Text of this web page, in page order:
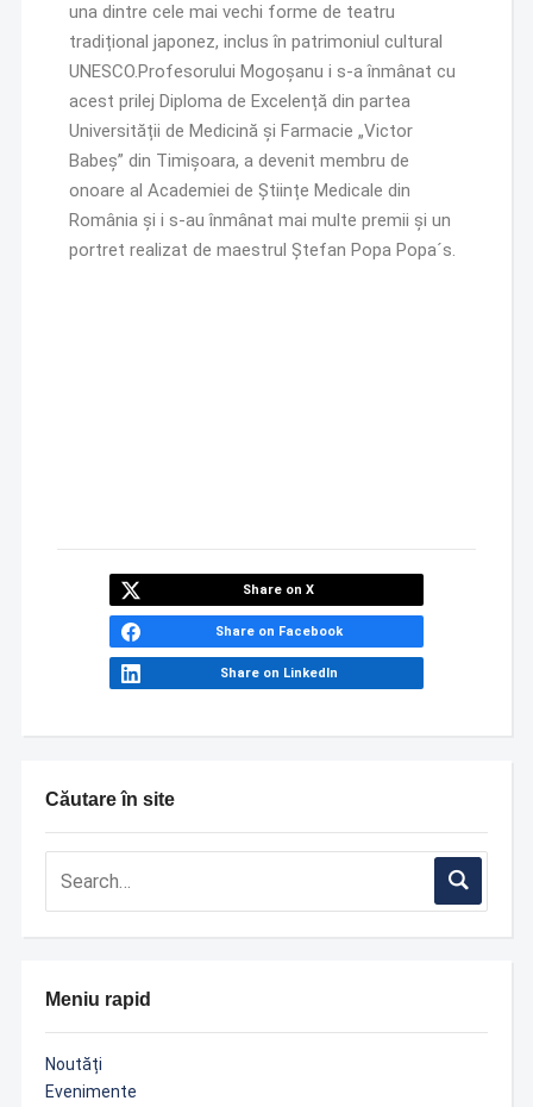
Căutare în site
Meniu rapid
Noutăți
Evenimente
una dintre cele mai vechi forme de teatru
tradițional japonez, inclus în patrimoniul cultural
UNESCO.Profesorului Mogoșanu i s-a înmânat cu
acest prilej Diploma de Excelență din partea
Universității de Medicină și Farmacie „Victor
Babeș” din Timișoara, a devenit membru de
onoare al Academiei de Științe Medicale din
România și i s-au înmânat mai multe premii și un
portret realizat de maestrul Ștefan Popa Popa´s.
Share on X
Share on Facebook
Share on LinkedIn